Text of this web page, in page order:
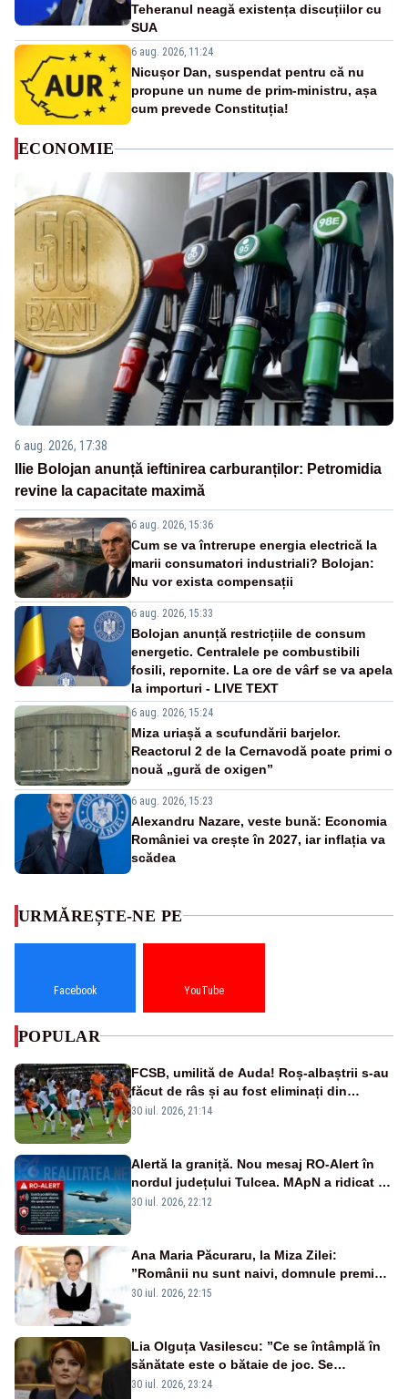
Teheranul neagă existența discuțiilor cu
SUA
6 aug. 2026, 11:24
Nicușor Dan, suspendat pentru că nu
propune un nume de prim-ministru, așa
cum prevede Constituția!
ECONOMIE
6 aug. 2026, 17:38
Ilie Bolojan anunță ieftinirea carburanților: Petromidia
revine la capacitate maximă
6 aug. 2026, 15:36
Cum se va întrerupe energia electrică la
marii consumatori industriali? Bolojan:
Nu vor exista compensații
6 aug. 2026, 15:33
Bolojan anunță restricțiile de consum
energetic. Centralele pe combustibili
fosili, repornite. La ore de vârf se va apela
la importuri - LIVE TEXT
6 aug. 2026, 15:24
Miza uriașă a scufundării barjelor.
Reactorul 2 de la Cernavodă poate primi o
nouă „gură de oxigen”
6 aug. 2026, 15:23
Alexandru Nazare, veste bună: Economia
României va crește în 2027, iar inflația va
scădea
URMĂREȘTE-NE PE
Facebook YouTube
POPULAR
FCSB, umilită de Auda! Roș-albaștrii s-au
făcut de râs și au fost eliminați din
Conference League
30 iul. 2026, 21:14
Alertă la graniță. Nou mesaj RO-Alert în
nordul județului Tulcea. MApN a ridicat de
la sol două avioane F-16
30 iul. 2026, 22:12
Ana Maria Păcuraru, la Miza Zilei:
”Românii nu sunt naivi, domnule premier
Bolojan”
30 iul. 2026, 22:15
Lia Olguța Vasilescu: ”Ce se întâmplă în
sănătate este o bătaie de joc. Se
guvernează extraordinar de prost”
30 iul. 2026, 23:24